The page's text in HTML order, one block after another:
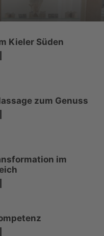
Kieler Süden
zum Genuss
im